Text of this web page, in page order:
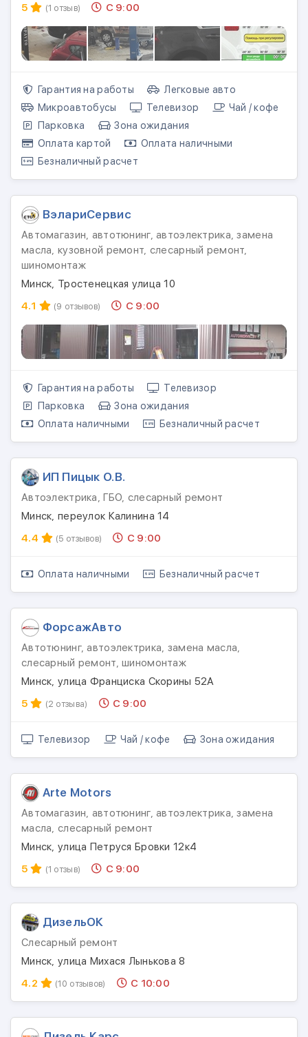
5
(1 отзыв) С 9:00
Гарантия на работы
Легковые авто
Микроавтобусы
Телевизор
Чай / кофе
Парковка
Зона ожидания
Оплата картой
Оплата наличными
Безналичный расчет
ВэлариСервис
Автомагазин, автотюнинг, автоэлектрика, замена
масла, кузовной ремонт, слесарный ремонт,
шиномонтаж
Минск, Тростенецкая улица 10
4.1
(9 отзывов) С 9:00
Гарантия на работы
Телевизор
Парковка
Зона ожидания
Оплата наличными
Безналичный расчет
ИП Пицык О.В.
Автоэлектрика, ГБО, слесарный ремонт
Минск, переулок Калинина 14
4.4
(5 отзывов) С 9:00
Оплата наличными Безналичный расчет
ФорсажАвто
Автотюнинг, автоэлектрика, замена масла,
слесарный ремонт, шиномонтаж
Минск, улица Франциска Скорины 52А
5
(2 отзыва) С 9:00
Телевизор Чай / кофе Зона ожидания
Arte Motors
Автомагазин, автотюнинг, автоэлектрика, замена
масла, слесарный ремонт
Минск, улица Петруся Бровки 12к4
5
(1 отзыв) С 9:00
ДизельОК
Слесарный ремонт
Минск, улица Михася Лынькова 8
4.2
(10 отзывов) С 10:00